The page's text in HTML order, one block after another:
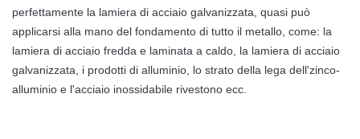
perfettamente la lamiera di acciaio galvanizzata, quasi può
applicarsi alla mano del fondamento di tutto il metallo, come: la
lamiera di acciaio fredda e laminata a caldo, la lamiera di acciaio
galvanizzata, i prodotti di alluminio, lo strato della lega dell'zinco-
alluminio e l'acciaio inossidabile rivestono ecc.